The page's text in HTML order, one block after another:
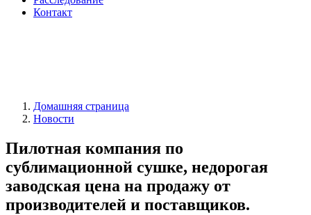
Контакт
Домашняя страница
Новости
Пилотная компания по
сублимационной сушке, недорогая
заводская цена на продажу от
производителей и поставщиков.